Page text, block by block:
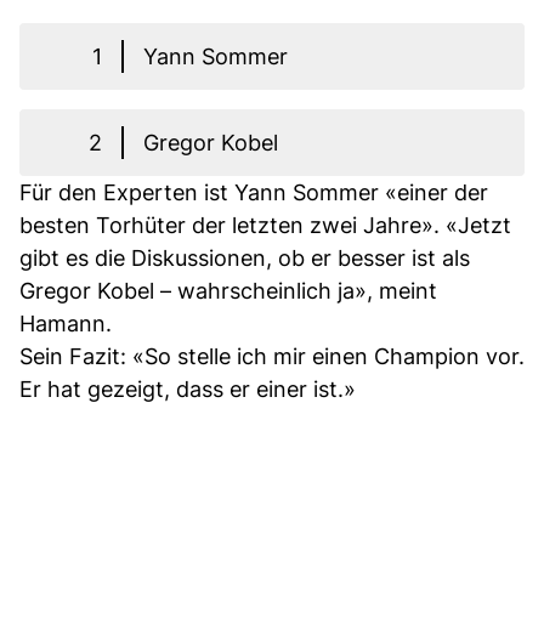
1 Yann Sommer
2
Gregor Kobel
Für den Experten ist Yann Sommer «einer der
besten Torhüter der letzten zwei Jahre». «Jetzt
gibt es die Diskussionen, ob er besser ist als
Gregor Kobel – wahrscheinlich ja», meint
Hamann.
Sein Fazit: «So stelle ich mir einen Champion vor.
Er hat gezeigt, dass er einer ist.»